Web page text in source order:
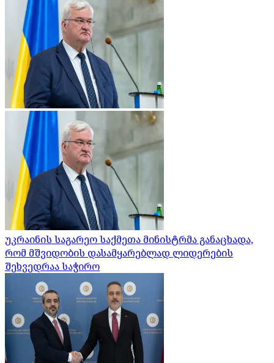
უკრაინის საგარეო საქმეთა მინისტრმა განაცხადა,
რომ მშვიდობის დასამყარებლად ლიდერების
შეხვედრაა საჭირო